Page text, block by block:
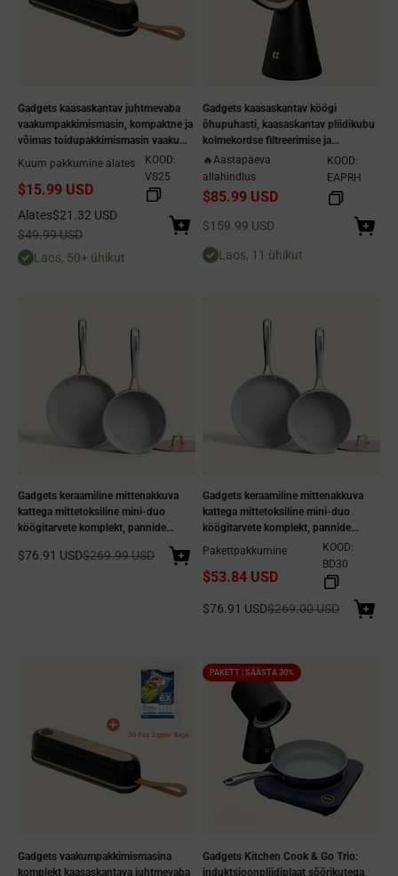
Gadgets kaasaskantav juhtmevaba
vaakumpakkimismasin, kompaktne ja
võimas toidupakkimismasin vaakum-
ja sulgemisrežiimiga, sulgemisrežiim,
väline vaakumrežiim, sisaldab 5
vaakumkotti
Kuum pakkumine alates
$15.99 USD
KOOD:
VS25
Allahindlushind
Alates$21.32 USD
Tavaline hind
$49.99 USD
Laos, 50+ ühikut
Gadgets kaasaskantav köögi
õhupuhasti, kaasaskantav pliidikubu
kolmekordse filtreerimise ja
kahekiiruselise
väljatõmbeventilaatoriga - Shadow
Noir
🔥Aastapäeva
allahindlus
$85.99 USD
KOOD:
EAPRH
Allahindlushind
$159.99 USD
Laos, 11 ühikut
Gadgets keraamiline mittenakkuva
kattega mittetoksiline mini-duo
köögitarvete komplekt, pannide
kastmepanniga tervislikuks
Allahindlushind
$76.91 USDTavaline hind
$269.99 USD
Gadgets keraamiline mittenakkuva
kattega mittetoksiline mini-duo
köögitarvete komplekt, pannide
komplekt praepanni ja
kastmepanniga tervislikuks
toiduvalmistamiseks - Sakura Candy
Pakettpakkumine
$53.84 USD
KOOD:
BD30
Allahindlushind
$76.91 USDTavaline hind
$269.00 USD
Gadgets vaakumpakkimismasina
komplekt kaasaskantava juhtmevaba
PAKETT | SÄÄSTA 30%
Gadgets Kitchen Cook & Go Trio:
induktsioonpliidiplaat sõõrikutega,